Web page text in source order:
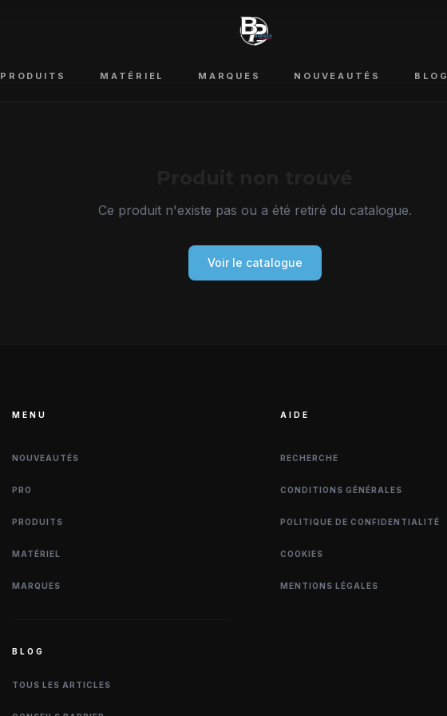
PRODUITS MATÉRIEL MARQUES NOUVEAUTÉS BLOG
Ce produit n'existe pas ou a été retiré du catalogue.
Voir le catalogue
MENU
NOUVEAUTÉS
PRO
PRODUITS
MATÉRIEL
MARQUES
BLOG
TOUS LES ARTICLES
AIDE
RECHERCHE
CONDITIONS GÉNÉRALES
POLITIQUE DE CONFIDENTIALITÉ
COOKIES
MENTIONS LÉGALES